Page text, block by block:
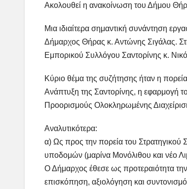
Ακολουθεί η ανακοίνωση του Δήμου
Μια ιδιαίτερα σημαντική συνάντηση
Δήμαρχος Θήρας κ. Αντώνης Σιγάλας.
Εμπορικού Συλλόγου Σαντορίνης κ.
Κύριο θέμα της συζήτησης ήταν η
Ανάπτυξη της Σαντορίνης, η εφαρμογή
Προορισμούς Ολοκληρωμένης
Αναλυτικότερα:
α) Ως προς την πορεία του
υποδομών (μαρίνα Μονόλιθου και νέο
Ο Δήμαρχος έθεσε ως προτεραιότητα
επισκόπηση, αξιολόγηση και